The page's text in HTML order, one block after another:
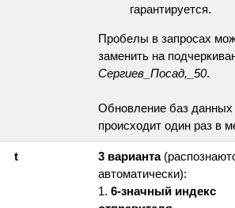
гарантируется.
Пробелы в запросах
заменить на
Сергиев_Посад,_50.
Обновление баз данных
происходит один раз в
t 3 варианта
автоматически):
1. 6-значный индекс